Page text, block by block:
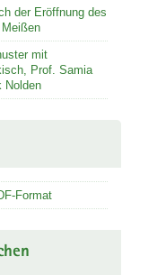
der Eröffnung des
mit
Prof. Samia
Nolden
Format